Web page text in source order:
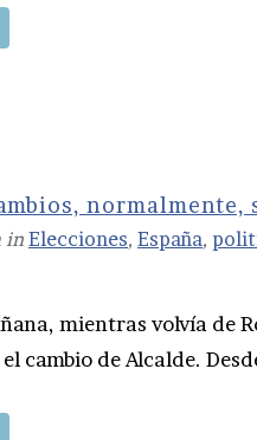
normalmente,
in Elecciones, España,
mientras volvía de
cambio de Alcalde.